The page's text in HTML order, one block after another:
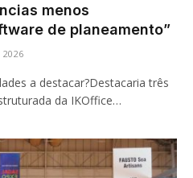
menos
de planeamento”
2026
a destacar?Destacaria três
da IKOffice…